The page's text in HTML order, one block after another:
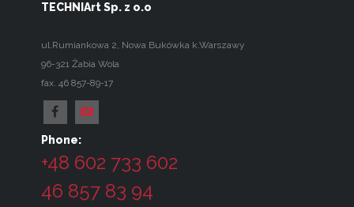
TECHNIArt Sp. z o.o
ul.Rumiankowa 2, Nowa Bukówka k.Warszawy
96-321Żabia Wola
fax. 46 857-89-17
Phone:
+48 602 733 602
46 857 83 94